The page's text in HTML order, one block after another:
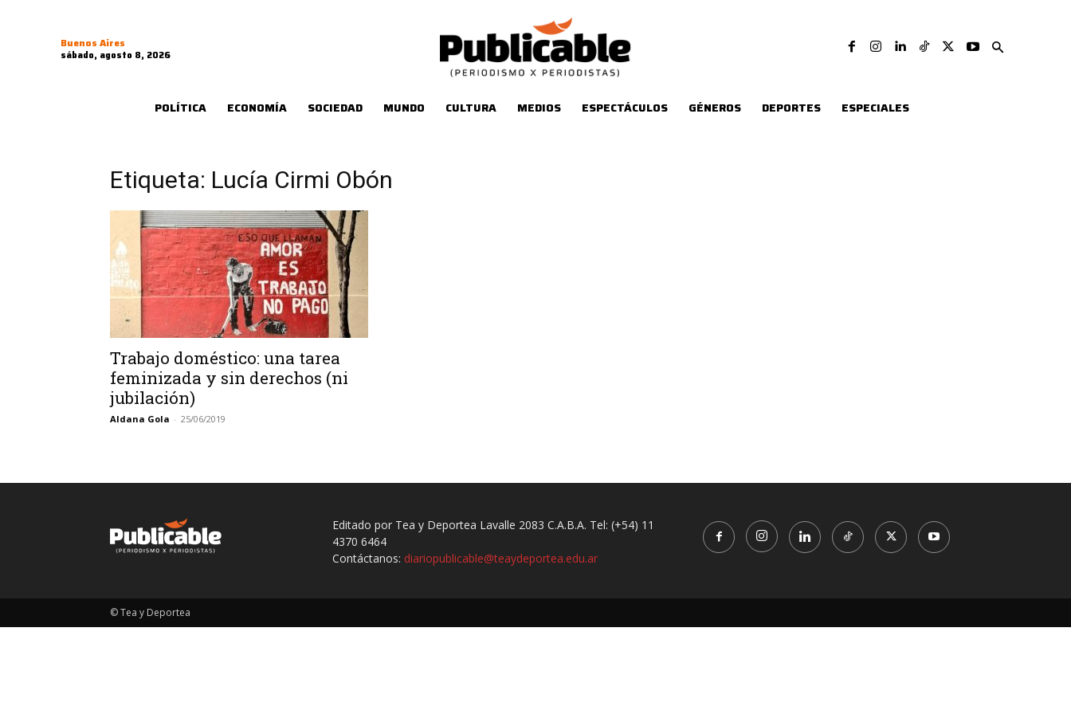
Buenos Aires
sábado, agosto 8, 2026
POLÍTICA ECONOMÍA SOCIEDAD MUNDO CULTURA MEDIOS ESPECTÁCULOS GÉNEROS DEPORTES ESPECIALES
Etiqueta: Lucía Cirmi Obón
Trabajo doméstico: una tarea
feminizada y sin derechos (ni
jubilación)
Aldana Gola - 25/06/2019
Editado por Tea y Deportea Lavalle 2083 C.A.B.A. Tel: (+54) 11
4370 6464
Contáctanos: diariopublicable@teaydeportea.edu.ar
© Tea y Deportea